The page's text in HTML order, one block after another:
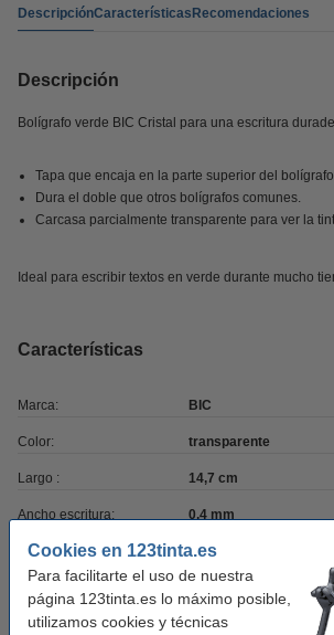
Cookies en 123tinta.es
Para facilitarte el uso de nuestra
página 123tinta.es lo máximo posible,
utilizamos cookies y técnicas
DescripciónCaracterísticasRecomendaciones
Descripción
Bolígrafo verde BIC Cristal para una escritura
Tapa que encaja en la parte superior del
Dura el doble que otros bolígrafos comunes.
Carcasa parcialmente transparente para ver la
Ideal para escribir textos en verde durante mucho
Características
Marca: BIC
Color: transparente
Largo : 14,7 cm
Ancho escritura: 0,4 mm
Cantidad: 1
¡Pack ahorro!